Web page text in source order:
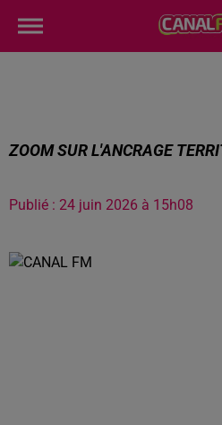
ZOOM SUR L'ANCRAGE
Publié : 24 juin 2026 à 15h08